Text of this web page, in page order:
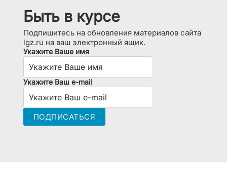
Быть в курсе
Подпишитесь на обновления материалов сайта
lgz.ru на ваш электронный ящик.
Укажите Ваше имя
Укажите Ваш e-mail